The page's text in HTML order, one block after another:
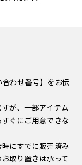
わせ番号】をお伝
が、一部アイテム
ぐにご用意できな
にすでに販売済み
取り置きは承って